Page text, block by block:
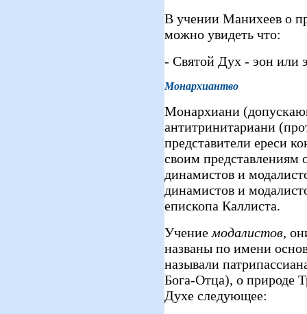
В учении Манихеев о
можно увидеть что:
- Святой Дух - эон или
Монархиантво
Монархиани
антитринитариани
представители ереси
своим представлениям
динамистов и
динамистов и
епископа Каллиста.
Учениемодалистов,
названы по имени
называли
Бога-Отца), о природе
Духе следующее: